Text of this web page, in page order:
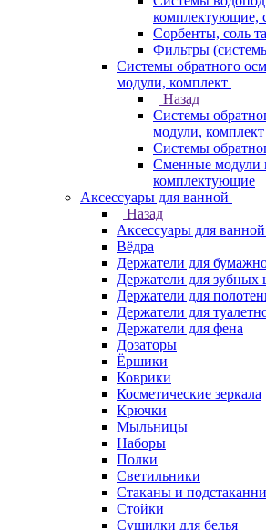
комплектующие,
Сорбенты, соль
Фильтры
Системы обратного
модули, комплект
Назад
Системы
модули, комплект
Системы
Сменные
комплектующие
Аксессуары для ванной
Назад
Аксессуары для ванной
Вёдра
Держатели для
Держатели для зубных
Держатели для
Держатели для
Держатели для фена
Дозаторы
Ёршики
Коврики
Косметические зеркала
Крючки
Мыльницы
Наборы
Полки
Светильники
Стаканы и
Стойки
Сушилки для белья